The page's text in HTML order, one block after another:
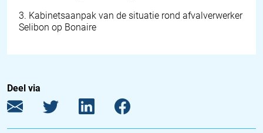
3. Kabinetsaanpak van de situatie rond afvalverwerker
Selibon op Bonaire
Deel via